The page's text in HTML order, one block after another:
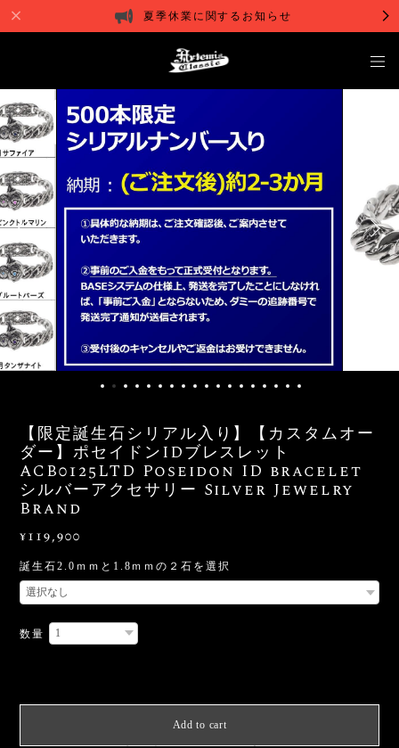
夏季休業に関するお知らせ
【限定誕生石シリアル入り】【カスタムオー
ダー】ポセイドンIDブレスレット
ACB0125LTD Poseidon ID bracelet
シルバーアクセサリー Silver Jewelry
Brand
¥119,900
誕生石2.0ｍｍと1.8ｍｍの２石を選択
数量
Add to cart